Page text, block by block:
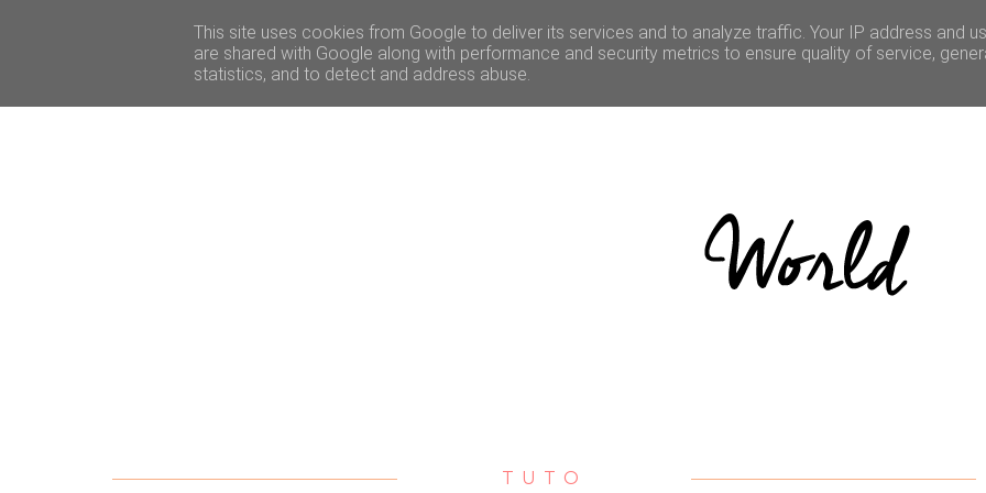
BEAUTÉ VOYAGE LIFESTYLE CULTURE BONNES ADRESSES CONCOURS
TUTO
This site uses cookies from Google to deliver its services and to analyze traffic. Your IP address and
are shared with Google along with performance and security metrics to ensure quality of service,
statistics, and to detect and address abuse.